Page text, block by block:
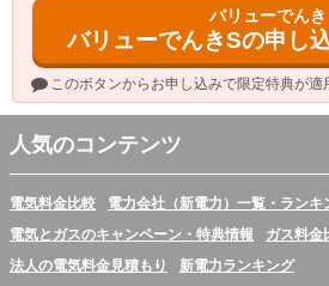
バリューでんき
バリューでんきSの申し
このボタンからお申し込みで限定特典が適
人気のコンテンツ
電気料金比較
電力会社（新電力）一覧・ランキ
電気とガスのキャンペーン・特典情報
ガス料金
法人の電気料金見積もり
新電力ランキング